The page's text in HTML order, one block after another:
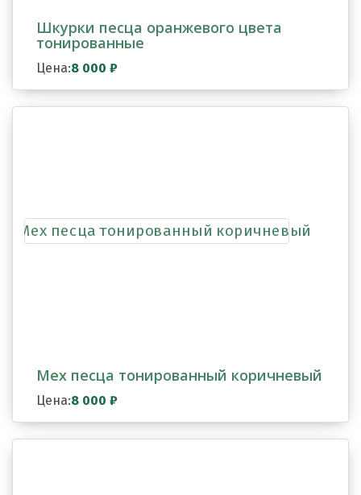
Шкурки песца оранжевого цвета
тонированные
Цена:8 000 ₽
Мех песца тонированный коричневый
Цена:8 000 ₽